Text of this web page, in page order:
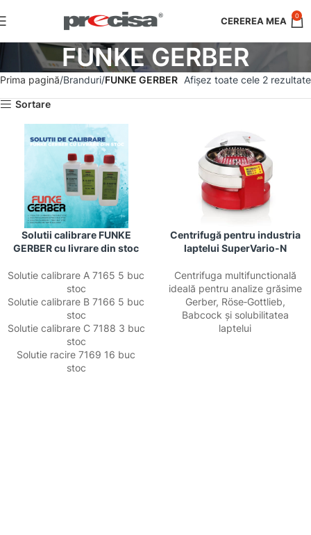
0
FUNKE GERBER
Prima pagină Branduri FUNKE GERBER Afișez toate cele 2 rezultate
Sortare
Solutii calibrare FUNKE
GERBER cu livrare din stoc
Solutie calibrare A 7165 5 buc
stoc
Solutie calibrare B 7166 5 buc
stoc
Solutie calibrare C 7188 3 buc
stoc
Solutie racire 7169 16 buc
stoc
Centrifugă pentru industria
laptelui SuperVario-N
Centrifuga multifunctională
ideală pentru analize grăsime
Gerber, Röse‑Gottlieb,
Babcock și solubilitatea
laptelui